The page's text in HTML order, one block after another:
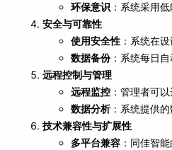
环保意识 ：系统采用
安全与可靠性
使用安全性 ：系统在
数据备份：系统每日自
远程控制与管理
远程监控 ：管理者可
数据分析：系统提供的
技术兼容性与扩展性
多平台兼容 ：同佳智